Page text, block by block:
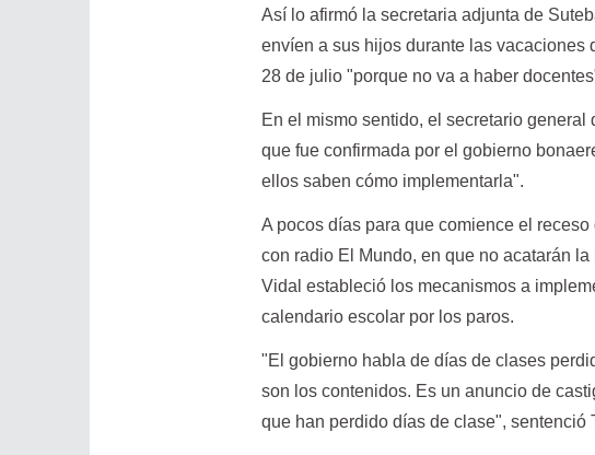
Así lo afirmó la secretaria adjunta de
envíen a sus hijos durante las vacaciones
28 de julio "porque no va a haber
En el mismo sentido, el secretario
que fue confirmada por el gobierno
ellos saben cómo implementarla".
A pocos días para que comience el
con radio El Mundo, en que no acatarán
Vidal estableció los mecanismos a
calendario escolar por los paros.
"El gobierno habla de días de clases
son los contenidos. Es un anuncio de
que han perdido días de clase", sentenció